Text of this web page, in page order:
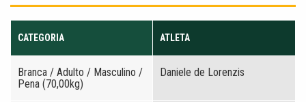
CATEGORIA ATLETA
Branca / Adulto / Masculino /
Pena (70,00kg)
Daniele de Lorenzis